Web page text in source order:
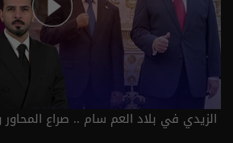
الزيدي في بلاد العم سام .. صراع المحاور